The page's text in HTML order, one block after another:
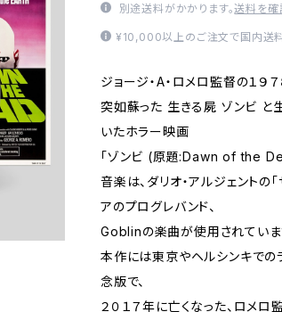
別途送料がかかります。送料を確
¥10,000以上のご注文で国内送料
ジョージ・A・ロメロ監督の１９７
突如蘇った 生きる屍 ゾンビ と
いたホラー映画
「ゾンビ (原題:Dawn of the
音楽は、ダリオ・アルジェントの
アのプログレバンド、
Goblinの楽曲が使用されていま
本作には東京やヘルシンキでの
念版で、
２０１７年に亡くなった、ロメ